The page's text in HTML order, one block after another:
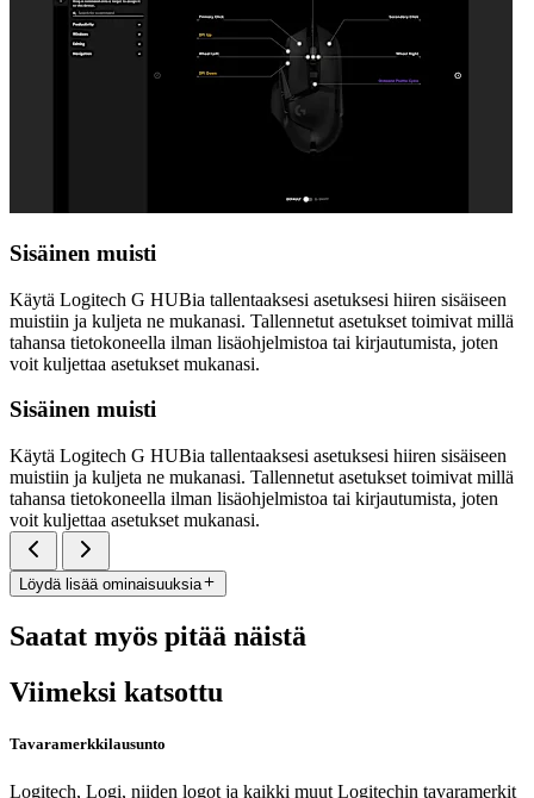
Sisäinen muisti
Käytä Logitech G HUBia tallentaaksesi asetuksesi hiiren sisäiseen
muistiin ja kuljeta ne mukanasi. Tallennetut asetukset toimivat millä
tahansa tietokoneella ilman lisäohjelmistoa tai kirjautumista, joten
voit kuljettaa asetukset mukanasi.
Sisäinen muisti
Käytä Logitech G HUBia tallentaaksesi asetuksesi hiiren sisäiseen
muistiin ja kuljeta ne mukanasi. Tallennetut asetukset toimivat millä
tahansa tietokoneella ilman lisäohjelmistoa tai kirjautumista, joten
voit kuljettaa asetukset mukanasi.
Löydä lisää ominaisuuksia
Saatat myös pitää näistä
Viimeksi katsottu
Tavaramerkkilausunto
Logitech, Logi, niiden logot ja kaikki muut Logitechin tavaramerkit